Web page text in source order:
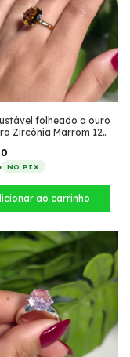
folheado a ouro
Zircônia Marrom 12
NO PIX